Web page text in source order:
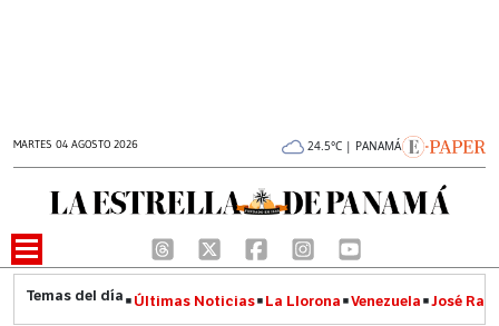
MARTES 04 AGOSTO 2026 24.5°C | PANAMÁ
Últimas Noticias La Llorona Venezuela José